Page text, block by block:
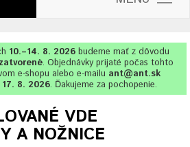
10.–14. 8. 2026budeme mať z dôvodu
. Objednávky prijaté počas tohto
e-shopu alebo e-mailu ant@ant.sk
17. 8. 2026. Ďakujeme za pochopenie.
VDE
A NOŽNICE